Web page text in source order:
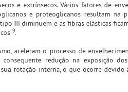
e extrínsecos. Vários fatores de
e proteoglicanos resultam na
III diminuem e as fibras elásticas
9.
aceleram o processo de
redução na exposição
rotação interna, o que ocorre